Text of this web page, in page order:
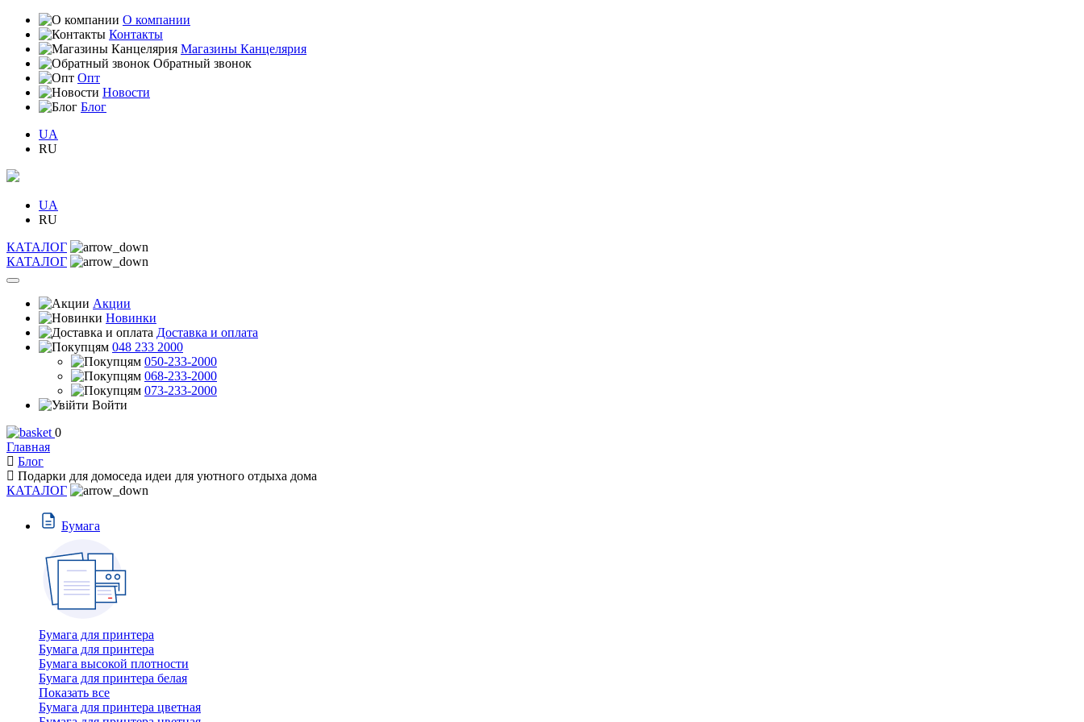
О компании
Контакты
Магазины Канцелярия
Обратный звонок
Опт
Новости
Блог
UA
RU
UA
RU
КАТАЛОГ
КАТАЛОГ
Акции
Новинки
Доставка и оплата
048 233 2000
050-233-2000
068-233-2000
073-233-2000
Войти
0
Главная
Блог
Подарки для домоседа идеи для уютного отдыха дома
КАТАЛОГ
Бумага
Бумага для принтера
Бумага для принтера
Бумага высокой плотности
Бумага для принтера белая
Показать все
Бумага для принтера цветная